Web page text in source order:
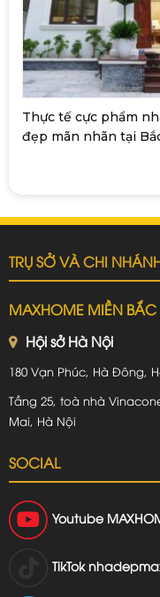
Thực tế cực phẩm
đẹp mãn nhãn tại
TRỤ SỞ VÀ CHI
MAXHOME MIỀN BẮC
Hội sở Hà Nội
180 Vạn Phúc, Hà Đông,
Tầng 25, toà nhà
Mai, Hà Nội
SOCIAL
Youtube
TikTok